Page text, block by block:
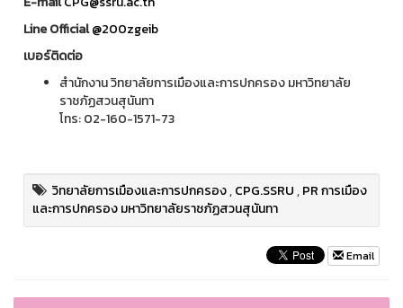
Line Official@200zgeib
เบอร์ติดต่อ
สำนักงาน วิทยาลัยการเมืองและการปกครอง มหาวิทยาลัย
ราชภัฏสวนสุนันทา
โทร: 02-160-1571-73
วิทยาลัยการเมืองและการปกครอง,CPG.SSRU,PR การเมือง
และการปกครอง มหาวิทยาลัยราชภัฏสวนสุนันทา
Email